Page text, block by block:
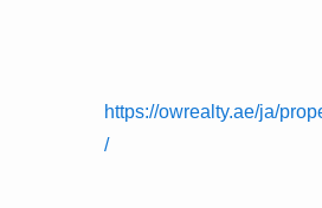
https://owrealty.ae/ja/
/